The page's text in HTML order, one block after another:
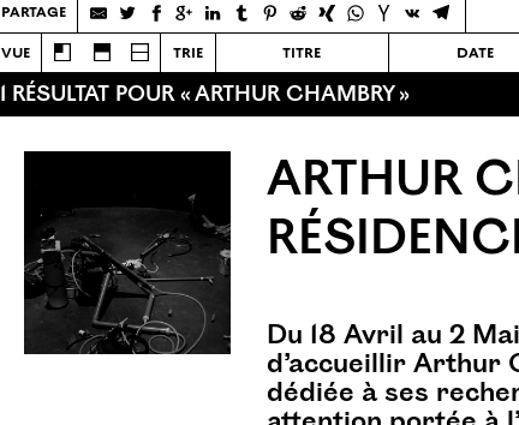
partage
vue
trie titre date
1 RÉSULTAT POUR « ARTHUR CHAMBRY »
ARTHUR
Du 18 Avril au 2
d’accueillir Arthur
dédiée à ses